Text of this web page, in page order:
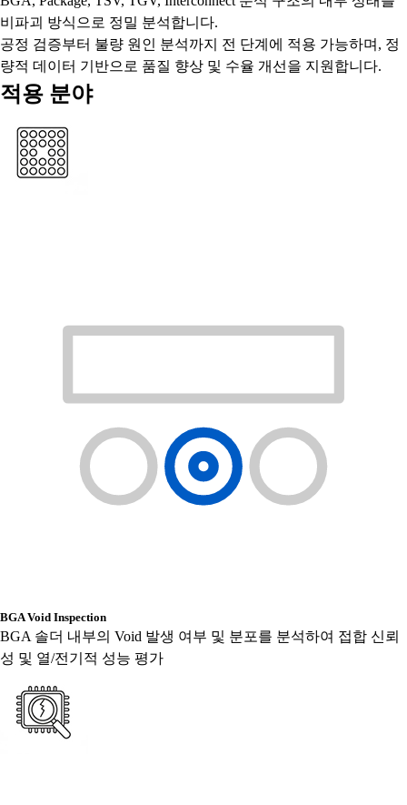
비파괴 방식으로 정밀 분석합니다.
공정 검증부터 불량 원인 분석까지 전 단계에 적용 가능하며, 정
량적 데이터 기반으로 품질 향상 및 수율 개선을 지원합니다.
적용 분야
BGA Void Inspection
BGA 솔더 내부의 Void 발생 여부 및 분포를 분석하여 접합 신뢰
성 및 열/전기적 성능 평가